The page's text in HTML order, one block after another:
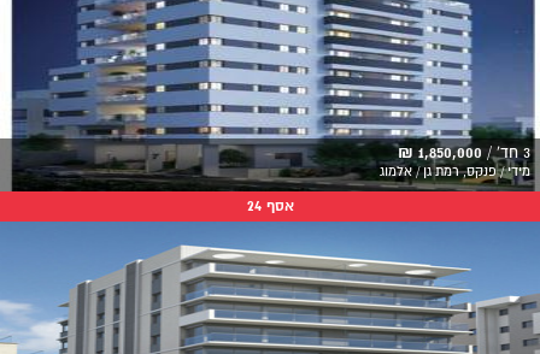
3 חד' / 1,850,000 ₪
מידי / פנקס, רמת גן / אלמוג
אסף 24